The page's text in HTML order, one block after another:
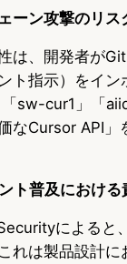
ーン攻撃のリス
は、開発者が
ト指示）をイ
「sw-cur1」「
なCursor API」
ト普及における
によると
れは製品設計